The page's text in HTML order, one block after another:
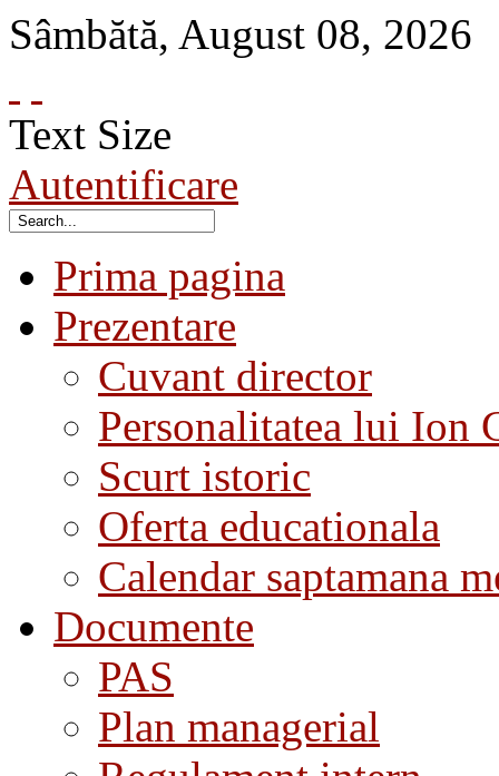
Sâmbătă, August 08, 2026
Text Size
Autentificare
Prima pagina
Prezentare
Cuvant director
Personalitatea lui Ion
Scurt istoric
Oferta educationala
Calendar saptamana
Documente
PAS
Plan managerial